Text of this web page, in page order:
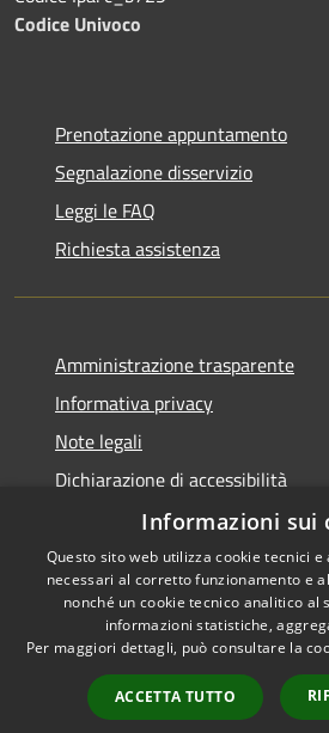
Codice Univoco
Prenotazione appuntamento
Segnalazione disservizio
Leggi le FAQ
Richiesta assistenza
Amministrazione trasparente
Informativa privacy
Note legali
Dichiarazione di accessibilità
Accessibilità
Privacy
Mappa del sito
Informazioni sui
Questo sito web utilizza cookie tecnici
necessari al corretto funzionamento e
nonché un cookie tecnico analitico al
informazioni statistiche,
Per maggiori dettagli, può consultare la
ACCETTA TUTTO